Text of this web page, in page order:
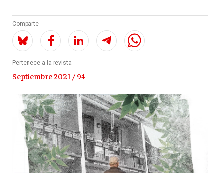
Comparte
Pertenece a la revista
Septiembre 2021 / 94